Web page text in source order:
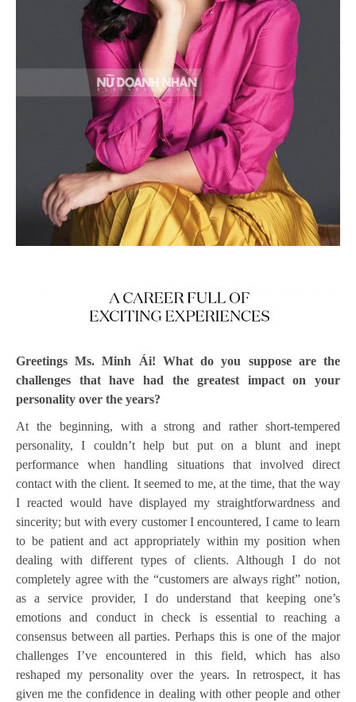
Greetings Ms. Minh Ái! What do you suppose are the
challenges that have had the greatest impact on your
personality over the years?
At the beginning, with a strong and rather short-tempered
personality, I couldn’t help but put on a blunt and inept
performance when handling situations that involved direct
contact with the client. It seemed to me, at the time, that the way
I reacted would have displayed my straightforwardness and
sincerity; but with every customer I encountered, I came to learn
to be patient and act appropriately within my position when
dealing with different types of clients. Although I do not
completely agree with the “customers are always right” notion,
as a service provider, I do understand that keeping one’s
emotions and conduct in check is essential to reaching a
consensus between all parties. Perhaps this is one of the major
challenges I’ve encountered in this field, which has also
reshaped my personality over the years. In retrospect, it has
given me the confidence in dealing with other people and other